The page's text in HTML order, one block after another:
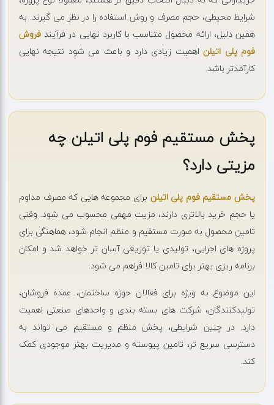
شرایط محیطی، حجم مصرف و روش استفاده را در نظر می گیرند. به
همین دلیل، ارائه محصول متناسب با کاربرد نهایی در فرآیند فروش
فوم پلی اتیلناهمیت زیادی دارد و باعث می شود نتیجه نهایی
کارآمدتر باشد.
پخش مستقیم فوم پلی اتیلن چه
مزیتی دارد؟
پخش مستقیم فوم پلی اتیلن برای مجموعه هایی که مصرف مداوم
یا حجم خرید بالاتری دارند، مزیت مهمی محسوب می شود. وقتی
تامین محصول به صورت مستقیم و منظم انجام شود، هماهنگی برای
پروژه های اجرایی، تولیدی یا توزیعی آسان تر خواهد شد و امکان
برنامه ریزی بهتر برای تامین کالا فراهم می شود.
این موضوع به ویژه برای فعالان حوزه ساختمان، عمده فروشان،
تولیدکنندگان، شرکت های بسته بندی و واحدهای صنعتی اهمیت
دارد. در چنین شرایطی، پخش منظم و مستقیم می تواند به
دسترسی سریع تر، تامین پیوسته و مدیریت بهتر موجودی کمک
کند.